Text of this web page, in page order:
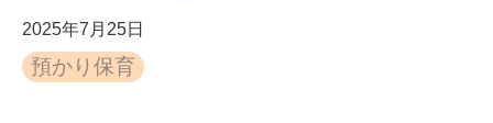
2025年7月25日
預かり保育